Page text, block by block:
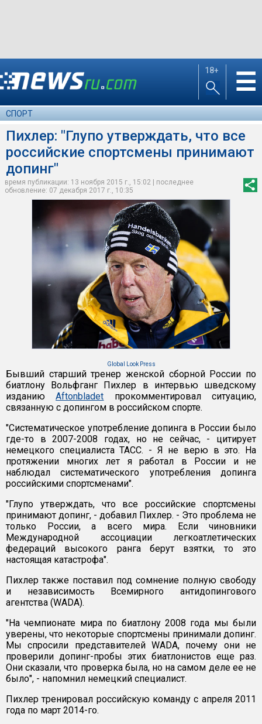
18+ ☰
СПОРТ
Пихлер: "Глупо утверждать, что все
российские спортсмены принимают
допинг"
время публикации: 13 ноября 2015 г., 15:02 | последнее
обновление: 07 декабря 2017 г., 10:35
Global Look Press
Бывший старший тренер женской сборной России по
биатлону Вольфганг Пихлер в интервью шведскому
изданиюAftonbladet прокомментировал ситуацию,
связанную с допингом в российском спорте.
"Систематическое употребление допинга в России было
где-то в 2007-2008 годах, но не сейчас, - цитирует
немецкого специалиста ТАСС. - Я не верю в это. На
протяжении многих лет я работал в России и не
наблюдал систематического употребления допинга
российскими спортсменами".
"Глупо утверждать, что все российские спортсмены
принимают допинг, - добавил Пихлер. - Это проблема не
только России, а всего мира. Если чиновники
Международной ассоциации легкоатлетических
федераций высокого ранга берут взятки, то это
настоящая катастрофа".
Пихлер также поставил под сомнение полную свободу
и независимость Всемирного антидопингового
агентства (WADA).
"На чемпионате мира по биатлону 2008 года мы были
уверены, что некоторые спортсмены принимали допинг.
Мы спросили представителей WADA, почему они не
проверили допинг-пробы этих биатлонистов еще раз.
Они сказали, что проверка была, но на самом деле ее не
было", - напомнил немецкий специалист.
Пихлер тренировал российскую команду с апреля 2011
года по март 2014-го.